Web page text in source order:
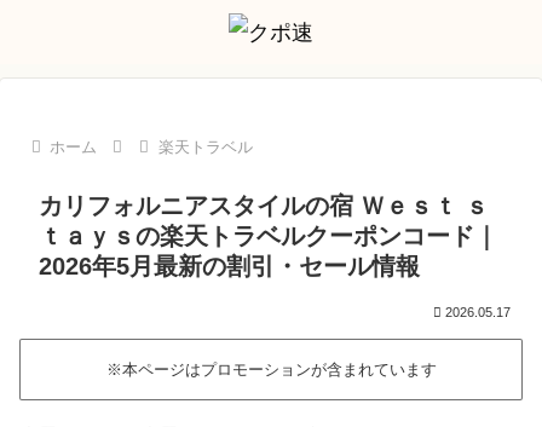
ホーム 楽天トラベル
カリフォルニアスタイルの宿 Ｗｅｓｔ ｓ
ｔａｙｓの楽天トラベルクーポンコード｜
2026年5月最新の割引・セール情報
2026.05.17
※本ページはプロモーションが含まれています